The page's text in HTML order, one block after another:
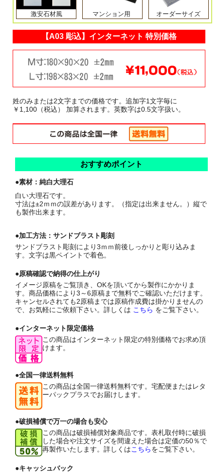
激安石材風 マンション用 オーダーサイズ
【A03 彫込】インターネット 特別価格
姓のみまたは2文字までの価格です。追加字1文字毎に
￥1,100（税込） 加算されます。英数字は0.5文字扱い。
おすすめポイント
●素材：純白大理石
白い大理石です。
寸法は±2ｍｍの誤差があります。（指定は出来ません。）縦で
も製作出来ます。
●加工方法：サンドブラスト彫刻
サンドブラスト彫刻により3ｍｍ前後しっかりと彫り込みま
す。文字は黒ペイントで着色。
●原稿確認で納得の仕上がり
イメージ原稿をご覧頂き、OKを頂いてから製作にかかりま
す。商品価格により3～6原稿まで無料でご確認いただけます。
キャンセルされても2原稿までは原稿作成費は掛かりませんの
で、お気軽にご依頼下さい。詳しくは こちら をご覧下さい。
●インターネット限定価格
この商品はインターネット限定の特別価格でお求め頂
けます。
●全国一律送料無料
この商品は全国一律送料無料です。宅配便またはレタ
ーパックプラスでお届けします。
●破損補償で万一の場合も安心
この商品は破損補償対象商品です。表札取付時に破損
した場合や注文サイズを間違えた場合は定価の50％で
再製作いたします。詳しくはこちらをご覧下さい。
●キャッシュバック